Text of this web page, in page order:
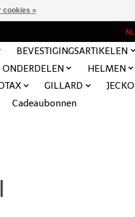
NL
BEVESTIGINGSARTIKELEN
ONDERDELEN
HELMEN
GILLARD
JECKO
Cadeaubonnen
cookies »